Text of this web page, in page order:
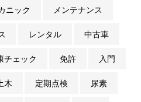
ニック メンテナンス
レンタル 中古車
チェック 免許 入門
木 定期点検 尿素